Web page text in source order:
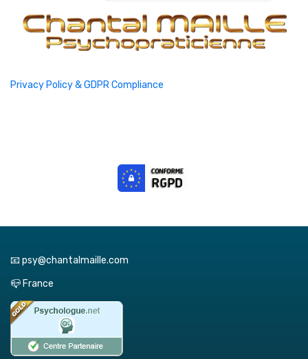
Privacy Policy & GDPR Compliance
📧 psy@chantalmaille.com
📪 France